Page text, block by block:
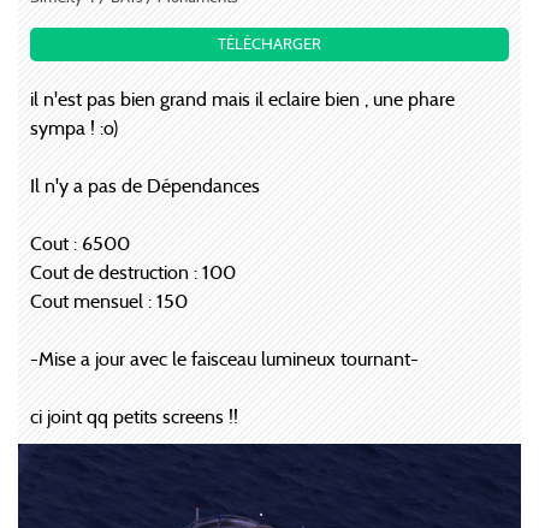
TÉLÉCHARGER
il n'est pas bien grand mais il eclaire bien , une phare
sympa ! :o)
Il n'y a pas de Dépendances
Cout : 6500
Cout de destruction : 100
Cout mensuel : 150
-Mise a jour avec le faisceau lumineux tournant-
ci joint qq petits screens !!